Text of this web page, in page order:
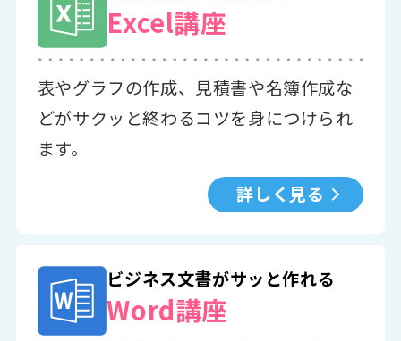
Excel講座
表やグラフの作成、見積書や名簿作成な
どがサクッと終わるコツを身につけられ
ます。
詳しく見る
ビジネス文書がサッと作れる
Word講座